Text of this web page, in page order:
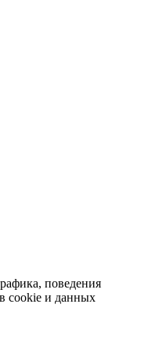
поведения
cookie и данных